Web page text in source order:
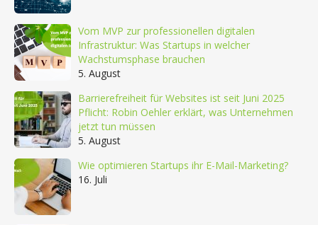
Vom MVP zur professionellen digitalen
Infrastruktur: Was Startups in welcher
Wachstumsphase brauchen
5. August
Barrierefreiheit für Websites ist seit Juni 2025
Pflicht: Robin Oehler erklärt, was Unternehmen
jetzt tun müssen
5. August
Wie optimieren Startups ihr E-Mail-Marketing?
16. Juli